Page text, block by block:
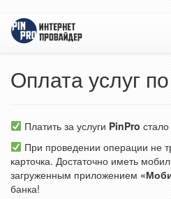
Оплата услуг
Платить за услуги PinPro
При проведении операции не
карточка. Достаточно иметь
загруженным приложением
банка!